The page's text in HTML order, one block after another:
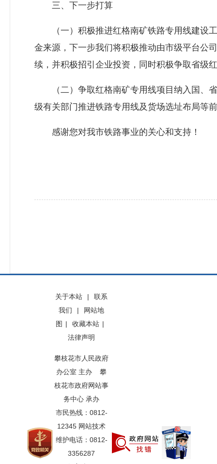
三、下一步打算
（一）积极推进红格南矿铁路专用线建设工
金来源，下一步我们将积极推动由市级平台公
续，并积极招引企业投资，同时积极争取省级
（二）争取红格南矿专用线项目纳入国、省
级有关部门推进铁路专用线及货场选址布局等
感谢您对我市铁路事业的关心和支持！
关于本站 |
联系
我们
|
网站地
图 | 收藏本站 |
法律声明
攀枝花市人民政府
办公室 主办 攀
枝花市政府网站事
务中心 承办
市民热线：0812-
12345 网站技术
维护电话：0812-
3356287